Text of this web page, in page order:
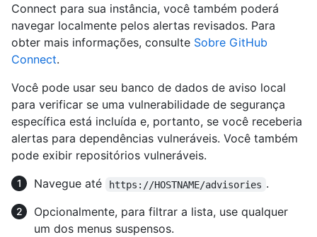
Connect para sua instância, você também poderá
navegar localmente pelos alertas revisados. Para
obter mais informações, consulte Sobre GitHub
Connect.
Você pode usar seu banco de dados de aviso local
para verificar se uma vulnerabilidade de segurança
específica está incluída e, portanto, se você receberia
alertas para dependências vulneráveis. Você também
pode exibir repositórios vulneráveis.
Navegue até
https://HOSTNAME/advisories .
Opcionalmente, para filtrar a lista, use qualquer
um dos menus suspensos.